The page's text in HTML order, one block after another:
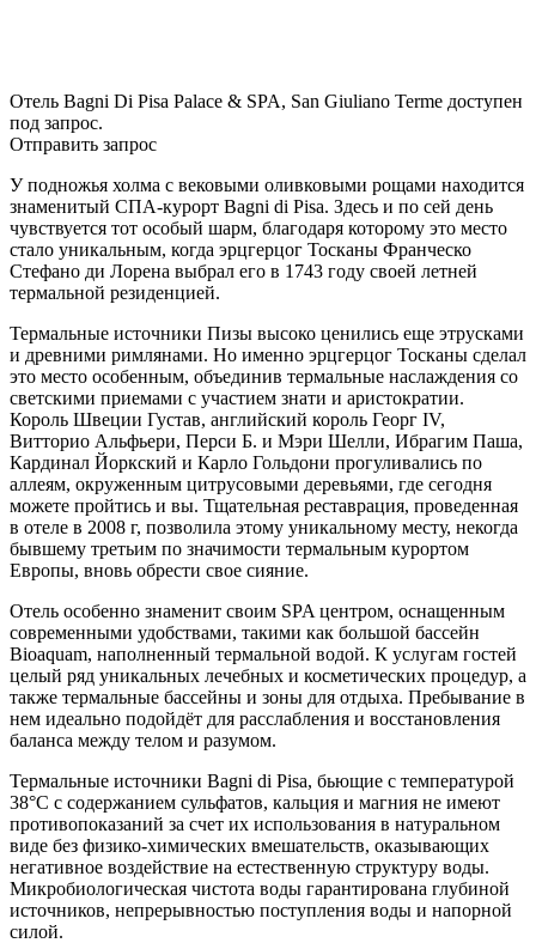
Отель Bagni Di Pisa Palace & SPA, San Giuliano Terme доступен
под запрос.
Отправить запрос
У подножья холма с вековыми оливковыми рощами находится
знаменитый СПА-курорт Bagni di Pisa. Здесь и по сей день
чувствуется тот особый шарм, благодаря которому это место
стало уникальным, когда эрцгерцог Тосканы Франческо
Стефано ди Лорена выбрал его в 1743 году своей летней
термальной резиденцией.
Термальные источники Пизы высоко ценились еще этрусками
и древними римлянами. Но именно эрцгерцог Тосканы сделал
это место особенным, объединив термальные наслаждения со
светскими приемами с участием знати и аристократии.
Король Швеции Густав, английский король Георг IV,
Витторио Альфьери, Перси Б. и Мэри Шелли, Ибрагим Паша,
Кардинал Йоркский и Карло Гольдони прогуливались по
аллеям, окруженным цитрусовыми деревьями, где сегодня
можете пройтись и вы. Тщательная реставрация, проведенная
в отеле в 2008 г, позволила этому уникальному месту, некогда
бывшему третьим по значимости термальным курортом
Европы, вновь обрести свое сияние.
Отель особенно знаменит своим SPA центром, оснащенным
современными удобствами, такими как большой бассейн
Bioaquam, наполненный термальной водой. К услугам гостей
целый ряд уникальных лечебных и косметических процедур, а
также термальные бассейны и зоны для отдыха. Пребывание в
нем идеально подойдёт для расслабления и восстановления
баланса между телом и разумом.
Термальные источники Bagni di Pisa, бьющие с температурой
38°C с содержанием сульфатов, кальция и магния не имеют
противопоказаний за счет их использования в натуральном
виде без физико-химических вмешательств, оказывающих
негативное воздействие на естественную структуру воды.
Микробиологическая чистота воды гарантирована глубиной
источников, непрерывностью поступления воды и напорной
силой.